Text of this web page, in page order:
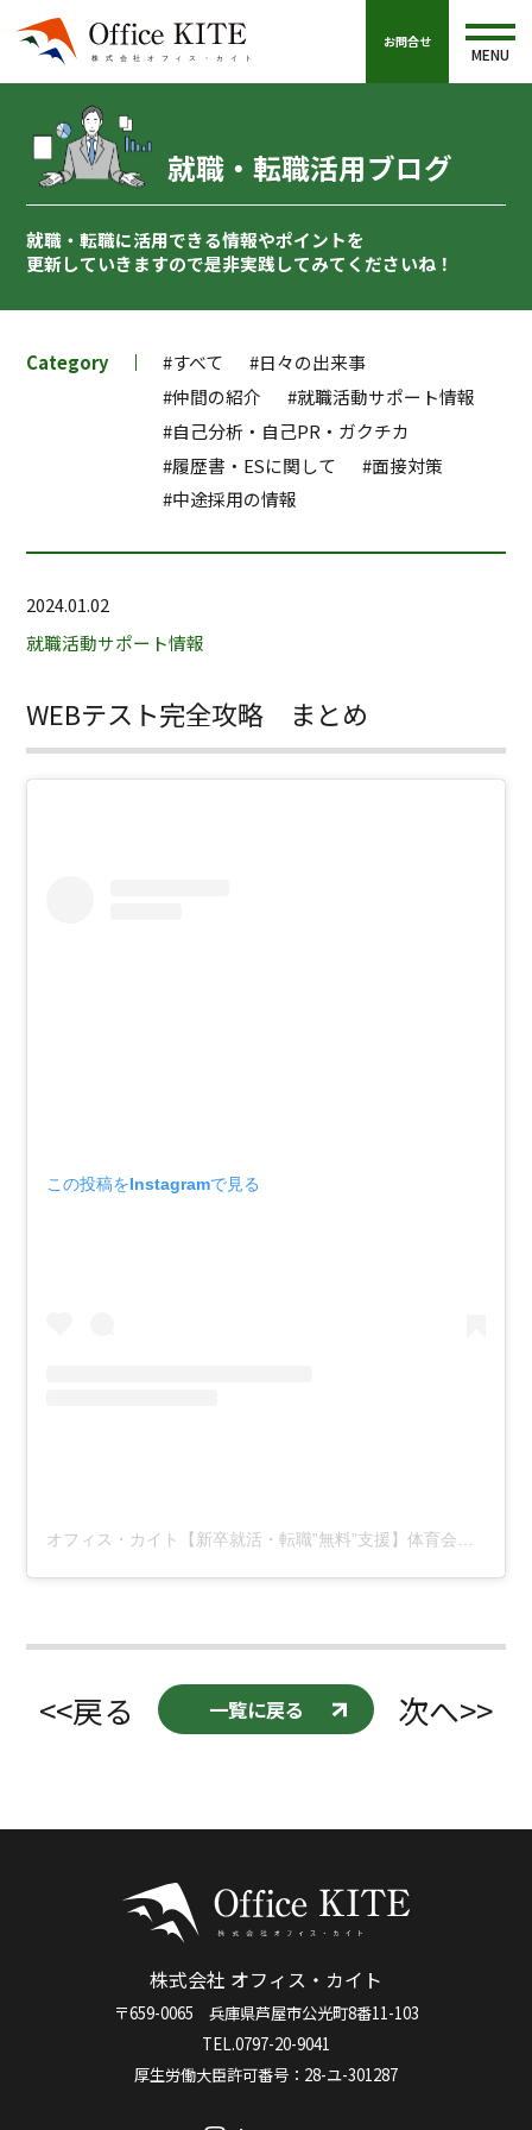
お問合せ
MENU
就職・転職活用ブログ
就職・転職に活用できる情報やポイントを
更新していきますので是非実践してみてくださいね！
Category #すべて
#日々の出来事
#仲間の紹介
#就職活動サポート情報
#自己分析・自己PR・ガクチカ
#履歴書・ESに関して
#面接対策
#中途採用の情報
2024.01.02
就職活動サポート情報
WEBテスト完全攻略 まとめ
この投稿をInstagramで見る
オフィス・カイト【新卒就活・転職”無料”支援】体育会出身代表/職業紹介会社(@officekite)がシェアした投稿
<<戻る 一覧に戻る 次へ>>
株式会社 オフィス・カイト
〒659-0065 兵庫県芦屋市公光町8番11-103
TEL.0797-20-9041
厚生労働大臣許可番号：28-ユ-301287